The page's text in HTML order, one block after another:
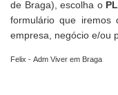
de Braga) , escolha o
formulário que iremos
empresa, negócio e/ou
Felix - Adm Viver em Braga